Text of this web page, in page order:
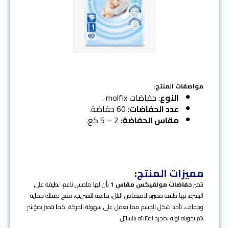
مواصفات المنتج:
النوع: حفاضات molfix .
عدد الحفاضات: 60 حفاضة.
مقاس الحفاضة: 2 – 5 كغ.
مميزات المنتج:
تتميزحفاضات مولفيكس مقاس 1
بأن لها ملمس ناعم، لطيفة على
البشرة، بها طبقة مميزة لامتصاص البلل، مانعة للتسريب، تمنح طفلك حماية
وجفاف، تأخذ شكل الجسم مما يعمل على سهولة الحركة. كما تتميز بمؤشر
يتم تحويله لونه بمجرد امتلائه بالسائل.